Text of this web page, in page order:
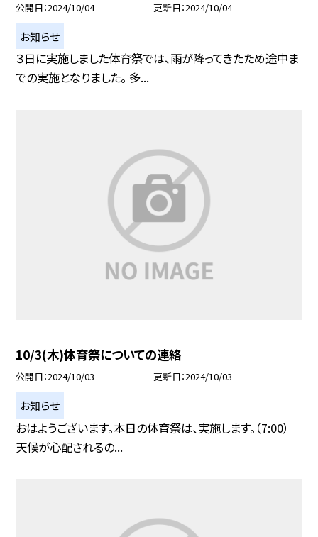
公開日 2024/10/04 更新日 2024/10/04
お知らせ
３日に実施しました体育祭では、雨が降ってきたため途中ま
での実施となりました。 多...
10/3(木)体育祭についての連絡
公開日 2024/10/03 更新日 2024/10/03
お知らせ
おはようございます。本日の体育祭は、実施します。（7:00）
天候が心配されるの...